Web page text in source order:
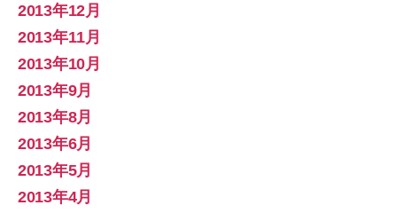
2013年12月
2013年11月
2013年10月
2013年9月
2013年8月
2013年6月
2013年5月
2013年4月